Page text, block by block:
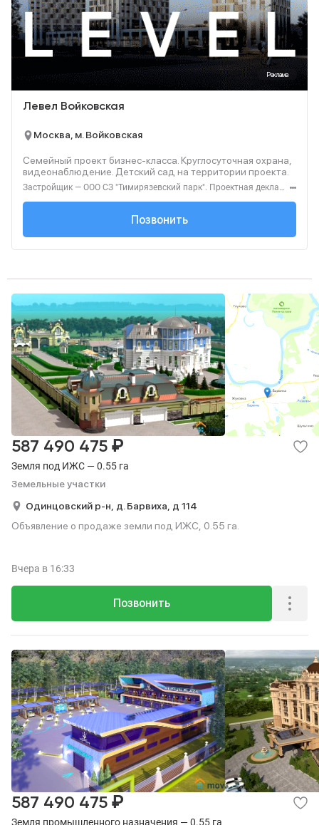
Реклама
Левел Войковская
Москва, м. Войковская
Семейный проект бизнес-класса. Круглосуточная охрана,
видеонаблюдение. Детский сад на территории проекта.
Застройщик — ООО СЗ "Тимирязевский парк". Проектная декларация — наш.дом.рф. Акция до 31.08.2026. Не оферта. Подробности — level.ru
+7 (495) 137-47-...
Позвонить
Земля под ИЖС — 0.55 га
Земельные участки
587 490 475 ₽
Одинцовский р-н, д. Барвиха, д 114
Объявление о продаже земли под ИЖС, 0.55 га.
Позвонить
Вчера в 16:33
Земля промышленного назначения — 0.55 га
587 490 475 ₽